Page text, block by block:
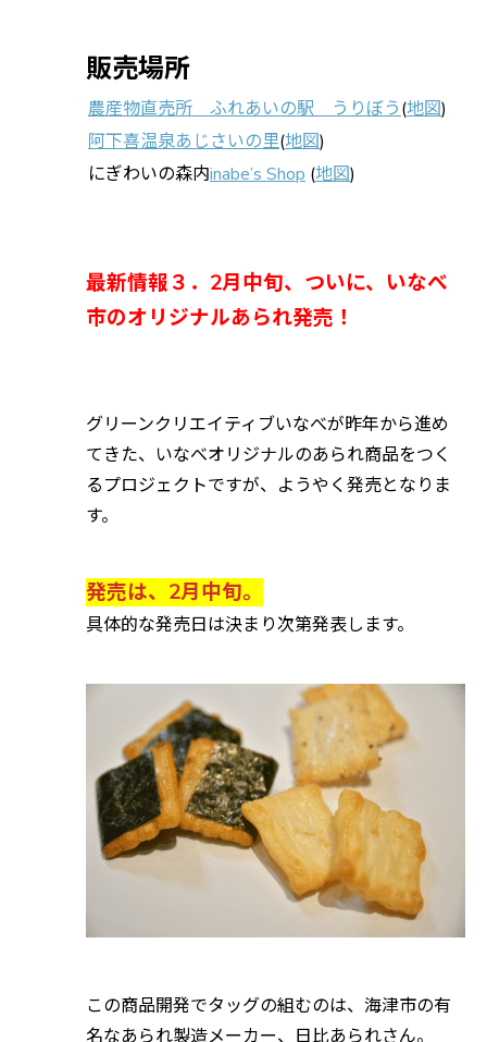
販売場所
農産物直売所 ふれあいの駅 うりぼう(地図)
阿下喜温泉あじさいの里(地図)
にぎわいの森内inabe’s Shop (地図)
最新情報３．2月中旬、ついに、いなべ
市のオリジナルあられ発売！
グリーンクリエイティブいなべが昨年から進め
てきた、いなべオリジナルのあられ商品をつく
るプロジェクトですが、ようやく発売となりま
す。
発売は、2月中旬。
具体的な発売日は決まり次第発表します。
この商品開発でタッグの組むのは、海津市の有
名なあられ製造メーカー、日比あられさん。